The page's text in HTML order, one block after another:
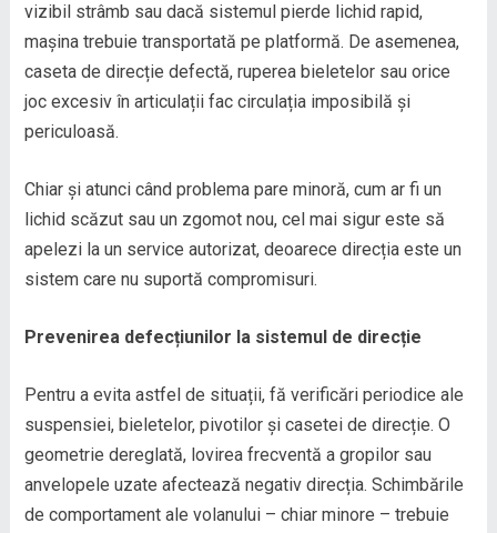
vizibil strâmb sau dacă sistemul pierde lichid rapid,
mașina trebuie transportată pe platformă. De asemenea,
caseta de direcție defectă, ruperea bieletelor sau orice
joc excesiv în articulații fac circulația imposibilă și
periculoasă.
Chiar și atunci când problema pare minoră, cum ar fi un
lichid scăzut sau un zgomot nou, cel mai sigur este să
apelezi la un service autorizat, deoarece direcția este un
sistem care nu suportă compromisuri.
Prevenirea defecțiunilor la sistemul de direcție
Pentru a evita astfel de situații, fă verificări periodice ale
suspensiei, bieletelor, pivotilor și casetei de direcție. O
geometrie dereglată, lovirea frecventă a gropilor sau
anvelopele uzate afectează negativ direcția. Schimbările
de comportament ale volanului – chiar minore – trebuie